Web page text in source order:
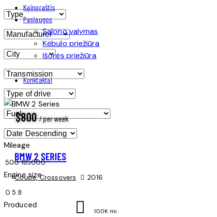
Mileage
500 185000
Engine size
0 5.8
Produced
Kainoraštis
Paslaugos
Salono valymas
Kėbulo priežiūra
Išorės priežiūra
Konktaktai
$800 / per week
BMW 2 SERIES
Coupe,Crossovers 2016
100K mi